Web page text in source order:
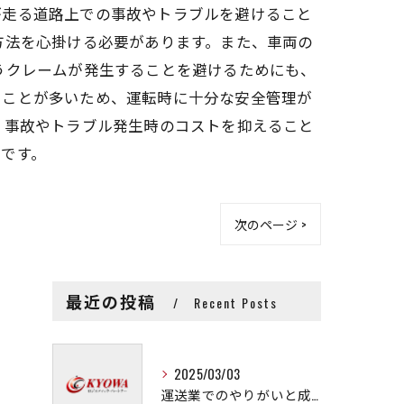
る道路上での事故やトラブルを避けること
を心掛ける必要があります。また、車両の
レームが発生することを避けるためにも、
とが多いため、運転時に十分な安全管理が
故やトラブル発生時のコストを抑えること
す。
次のページ >
最近の投稿 Recent Posts
2025/03/03
運送業でのやりがいと成長の秘訣